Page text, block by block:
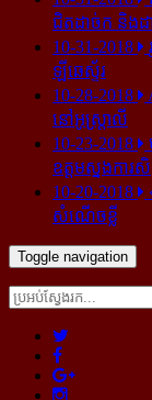
ជិត​ដាច់ក និង​ដ
10-31-2018
ឡីឆេស្ទ័រ
10-28-2018
នៅ​អូស្ត្រាលី
10-23-2018
ឧត្តម​ស្នងកា
10-20-2018
សំណើចខ្លី
Toggle navigation